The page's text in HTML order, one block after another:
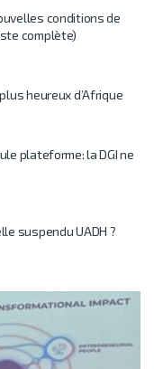
conditions de
complète)
heureux d’Afrique
plateforme: la DGI ne
suspendu UADH ?